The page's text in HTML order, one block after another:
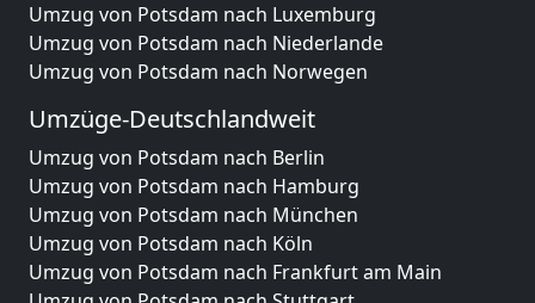
Umzug von Potsdam nach Luxemburg
Umzug von Potsdam nach Niederlande
Umzug von Potsdam nach Norwegen
Umzüge-Deutschlandweit
Umzug von Potsdam nach Berlin
Umzug von Potsdam nach Hamburg
Umzug von Potsdam nach München
Umzug von Potsdam nach Köln
Umzug von Potsdam nach Frankfurt am Main